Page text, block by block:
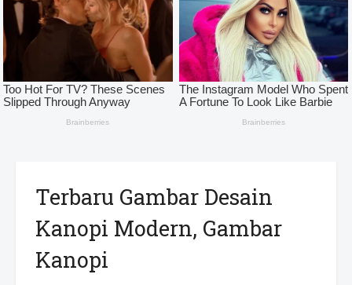
Terbaru Gambar Desain
Kanopi Modern, Gambar
Kanopi